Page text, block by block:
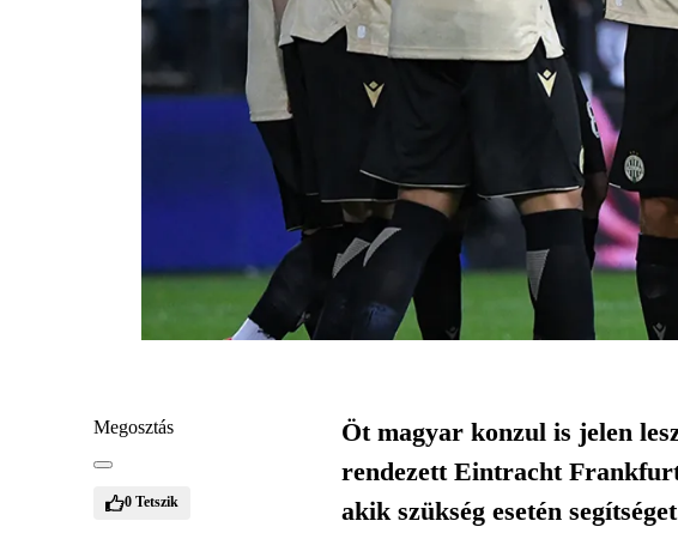
Megosztás
0 Tetszik
Öt magyar konzul is jelen
rendezett Eintracht
akik szükség esetén